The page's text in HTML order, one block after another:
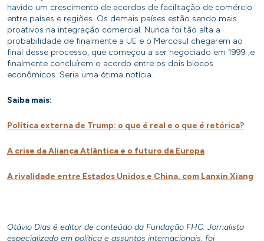
havido um crescimento de acordos de facilitação de comércio
entre países e regiões. Os demais países estão sendo mais
proativos na integração comercial. Nunca foi tão alta a
probabilidade de finalmente a UE e o Mercosul chegarem ao
final desse processo, que começou a ser negociado em 1999 ,e
finalmente concluírem o acordo entre os dois blocos
econômicos. Seria uma ótima notícia.
Saiba mais:
Política externa de Trump: o que é real e o que é retórica?
A crise da Aliança Atlântica e o futuro da Europa
A rivalidade entre Estados Unidos e China, com Lanxin Xiang
Otávio Dias é editor de conteúdo da Fundação FHC. Jornalista
especializado em política e assuntos internacionais, foi